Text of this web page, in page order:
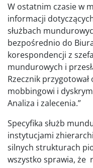
W ostatnim czasie w
informacji
służbach
bezpośrednio do
korespondencji z
mundurowych i
Rzecznik
mobbingowi i
Analiza i zalecenia.”
Specyfika służb
instytucjami
silnych strukturach
wszystko sprawia, że